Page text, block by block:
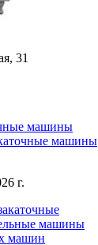
31
машины
машины
г.
машины
машин